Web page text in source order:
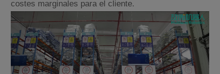
costes marginales para el cliente.